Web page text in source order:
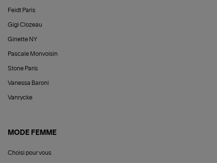
Feidt Paris
Gigi Clozeau
Ginette NY
Pascale Monvoisin
Stone Paris
Vanessa Baroni
Vanrycke
MODE FEMME
Choisi pour vous